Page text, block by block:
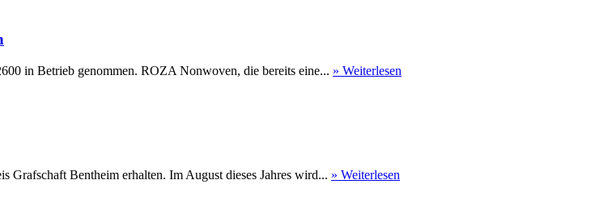
in Betrieb genommen. ROZA Nonwoven, die bereits eine... » Weiterlesen
Bentheim erhalten. Im August dieses Jahres wird... » Weiterlesen